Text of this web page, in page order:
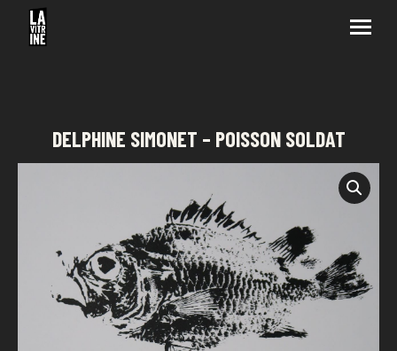
DELPHINE SIMONET – POISSON SOLDAT